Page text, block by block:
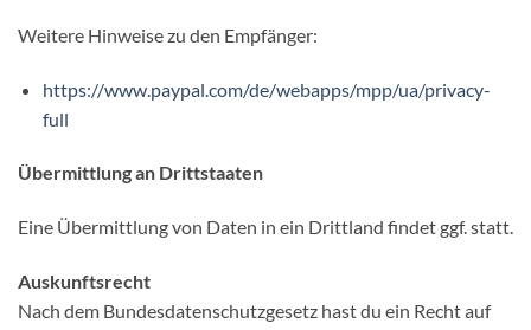
Weitere Hinweise zu den Empfänger:
https://www.paypal.com/de/webapps/mpp/ua/privacy-
full
Übermittlung an Drittstaaten
Eine Übermittlung von Daten in ein Drittland findet ggf. statt.
Auskunftsrecht
Nach dem Bundesdatenschutzgesetz hast du ein Recht auf